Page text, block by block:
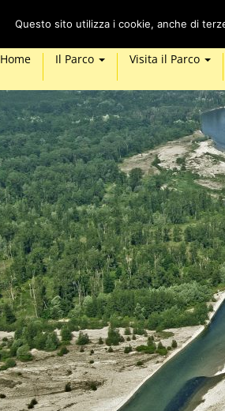
Home Il Parco Visita il Parco
Questo sito utilizza i cookie, anche di